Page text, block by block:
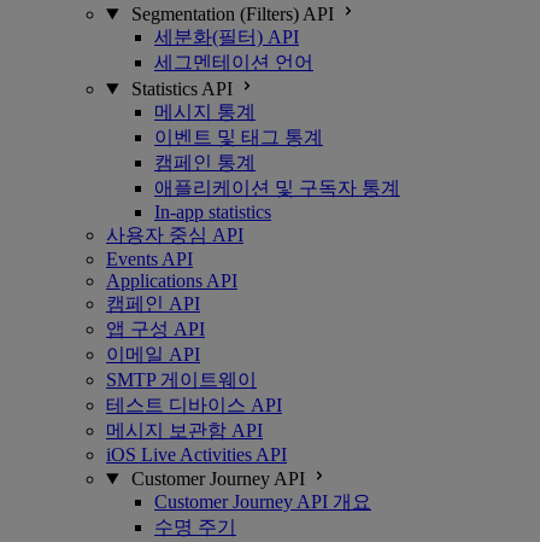
Segmentation (Filters) API
세분화(필터) API
세그멘테이션 언어
Statistics API
메시지 통계
이벤트 및 태그 통계
캠페인 통계
애플리케이션 및 구독자 통계
In-app statistics
사용자 중심 API
Events API
Applications API
캠페인 API
앱 구성 API
이메일 API
SMTP 게이트웨이
테스트 디바이스 API
메시지 보관함 API
iOS Live Activities API
Customer Journey API
Customer Journey API 개요
수명 주기